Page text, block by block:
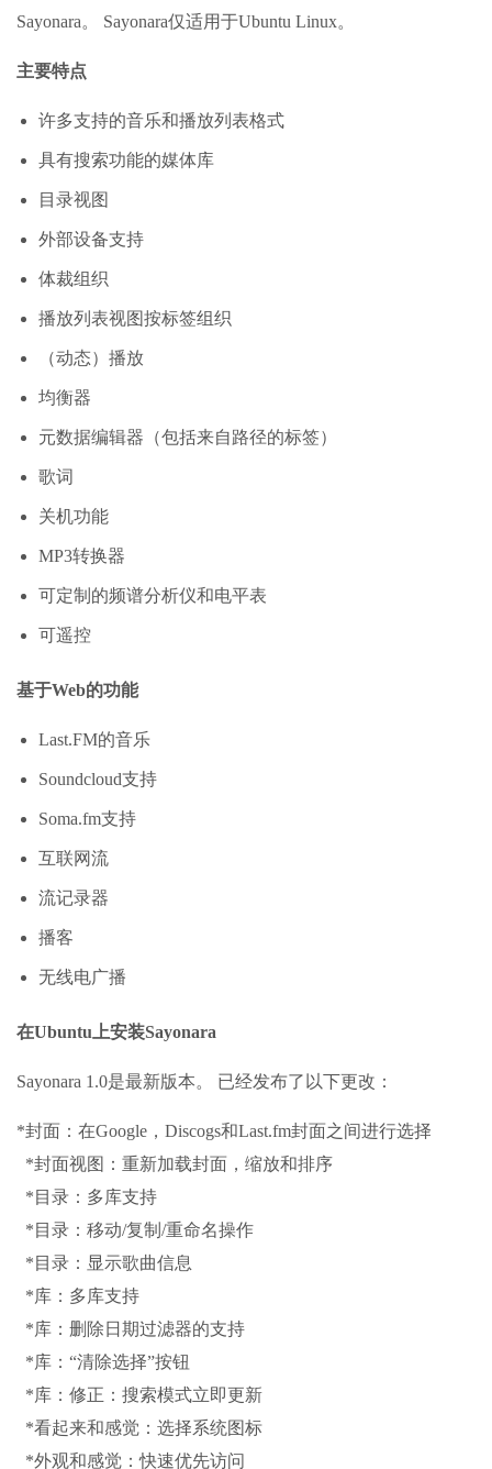
Sayonara。 Sayonara仅适用于Ubuntu Linux。
主要特点
许多支持的音乐和播放列表格式
具有搜索功能的媒体库
目录视图
外部设备支持
体裁组织
播放列表视图按标签组织
（动态）播放
均衡器
元数据编辑器（包括来自路径的标签）
歌词
关机功能
MP3转换器
可定制的频谱分析仪和电平表
可遥控
基于Web的功能
Last.FM的音乐
Soundcloud支持
Soma.fm支持
互联网流
流记录器
播客
无线电广播
在Ubuntu上安装Sayonara
Sayonara 1.0是最新版本。 已经发布了以下更改：
*封面：在Google，Discogs和Last.fm封面之间进行选择
*封面视图：重新加载封面，缩放和排序
*目录：多库支持
*目录：移动/复制/重命名操作
*目录：显示歌曲信息
*库：多库支持
*库：删除日期过滤器的支持
*库：“清除选择”按钮
*库：修正：搜索模式立即更新
*看起来和感觉：选择系统图标
*外观和感觉：快速优先访问